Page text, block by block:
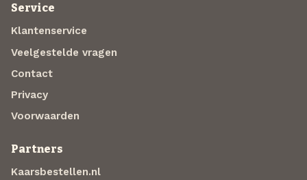
Service
Klantenservice
Veelgestelde vragen
Contact
Privacy
Voorwaarden
Partners
Kaarsbestellen.nl